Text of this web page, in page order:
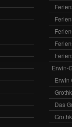
Erwin-
Erwin
Das